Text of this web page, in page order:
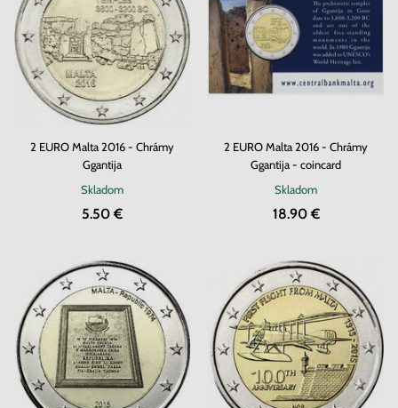
2 EURO Malta 2016 - Chrámy
Ggantija
Skladom
5.50 €
2 EURO Malta 2016 - Chrámy
Ggantija - coincard
Skladom
18.90 €